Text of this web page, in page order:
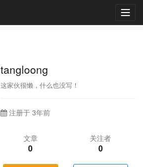
tangloong
这家伙很懒，什么也没写！
注册于 3年前
文章
0
关注者
0